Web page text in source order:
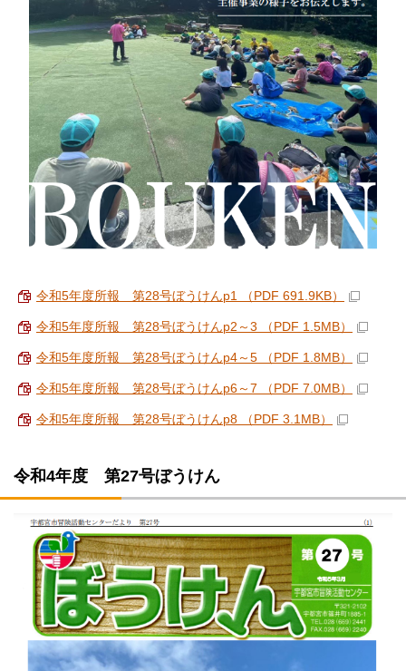
令和5年度所報 第28号ぼうけんp1 （PDF 691.9KB）
令和5年度所報 第28号ぼうけんp2～3 （PDF 1.5MB）
令和5年度所報 第28号ぼうけんp4～5 （PDF 1.8MB）
令和5年度所報 第28号ぼうけんp6～7 （PDF 7.0MB）
令和5年度所報 第28号ぼうけんp8 （PDF 3.1MB）
令和4年度 第27号ぼうけん